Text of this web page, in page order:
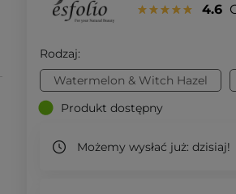
4.6
Rodzaj:
Watermelon & Witch Hazel
Produkt dostępny
Możemy wysłać już: dzisiaj!